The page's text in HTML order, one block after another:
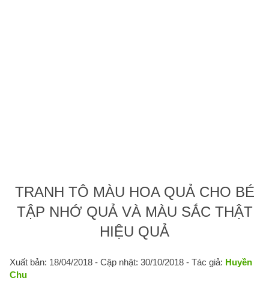
TRANH TÔ MÀU HOA QUẢ CHO BÉ
TẬP NHỚ QUẢ VÀ MÀU SẮC THẬT
HIỆU QUẢ
Xuất bản: 18/04/2018 - Cập nhật: 30/10/2018 - Tác giả: Huyền
Chu